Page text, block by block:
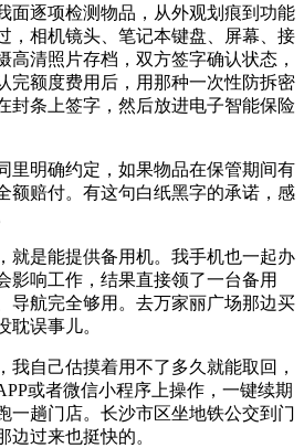
面逐项检测物品，从外观划痕到功能
，相机镜头、笔记本键盘、屏幕、接
高清照片存档，双方签字确认状态，
完额度费用后，用那种一次性防拆密
封条上签字，然后放进电子智能保险
里明确约定，如果物品在保管期间有
额赔付。有这句白纸黑字的承诺，感
就是能提供备用机。我手机也一起办
影响工作，结果直接领了一台备用
导航完全够用。去万家丽广场那边买
耽误事儿。
我自己估摸着用不了多久就能取回，
或者微信小程序上操作，一键续期
一趟门店。长沙市区坐地铁公交到门
边过来也挺快的。